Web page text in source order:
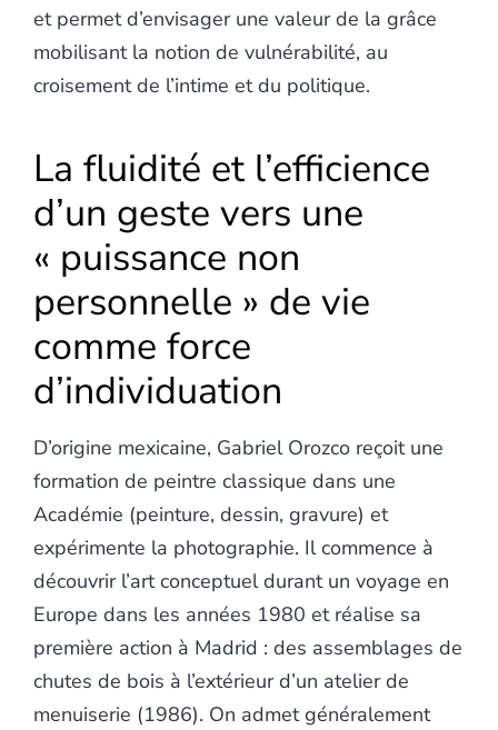
et permet d’envisager une valeur de la grâce
mobilisant la notion de vulnérabilité, au
croisement de l’intime et du politique.
La fluidité et l’efficience
d’un geste vers une
« puissance non
personnelle » de vie
comme force
d’individuation
D’origine mexicaine, Gabriel Orozco reçoit une
formation de peintre classique dans une
Académie (peinture, dessin, gravure) et
expérimente la photographie. Il commence à
découvrir l’art conceptuel durant un voyage en
Europe dans les années 1980 et réalise sa
première action à Madrid : des assemblages de
chutes de bois à l’extérieur d’un atelier de
menuiserie (1986). On admet généralement